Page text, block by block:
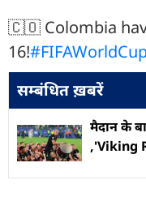
🇨🇴 Colombia
16!
सम्बंधित ख़बरें
मैदान के
,'Viking